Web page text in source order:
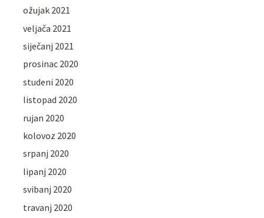
ožujak 2021
veljača 2021
siječanj 2021
prosinac 2020
studeni 2020
listopad 2020
rujan 2020
kolovoz 2020
srpanj 2020
lipanj 2020
svibanj 2020
travanj 2020